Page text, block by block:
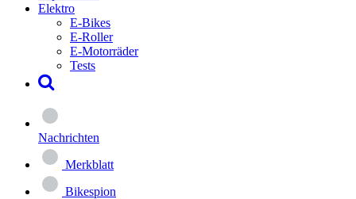
Elektro
E-Bikes
E-Roller
E-Motorräder
Tests
Nachrichten
Merkblatt
Bikespion